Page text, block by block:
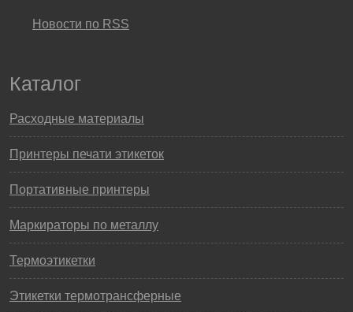
Новости по RSS
Каталог
Расходные материалы
Принтеры печати этикеток
Портативные принтеры
Маркираторы по металлу
Термоэтикетки
Этикетки термотрансферные